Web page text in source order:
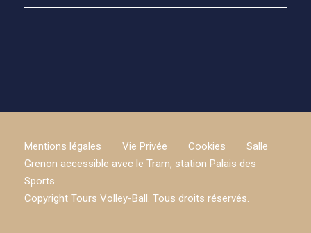
Mentions légales Vie Privée Cookies
Salle
Grenon accessible avec le Tram, station Palais des
Sports
Copyright Tours Volley-Ball. Tous droits réservés.